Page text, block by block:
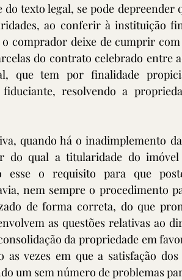
do texto legal, se pode
ao conferir à instituição
comprador deixe de cumprir
do contrato celebrado entre
que tem por finalidade
resolvendo a
quando há o inadimplemento
do qual a titularidade do
esse o requisito para que
nem sempre o procedimento
de forma correta, do que
as questões relativas ao
da propriedade em
as vezes em que a satisfação
um sem número de problemas